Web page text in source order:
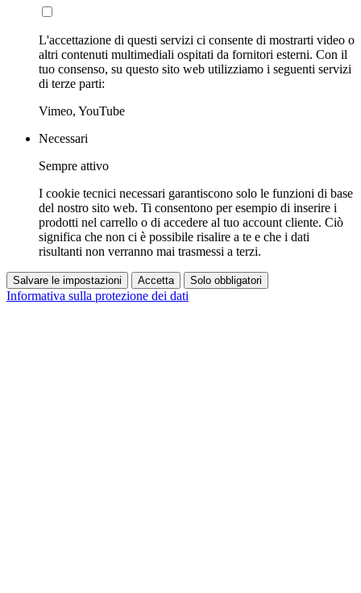
L'accettazione di questi servizi ci consente di mostrarti video o
altri contenuti multimediali ospitati da fornitori esterni. Con il
tuo consenso, su questo sito web utilizziamo i seguenti servizi
di terze parti:
Vimeo, YouTube
Necessari
Sempre attivo
I cookie tecnici necessari garantiscono solo le funzioni di base
del nostro sito web. Ti consentono per esempio di inserire i
prodotti nel carrello o di accedere al tuo account cliente. Ciò
significa che non ci è possibile risalire a te e che i dati
risultanti non verranno mai trasmessi a terzi.
Salvare le impostazioni Accetta Solo obbligatori
Informativa sulla protezione dei dati